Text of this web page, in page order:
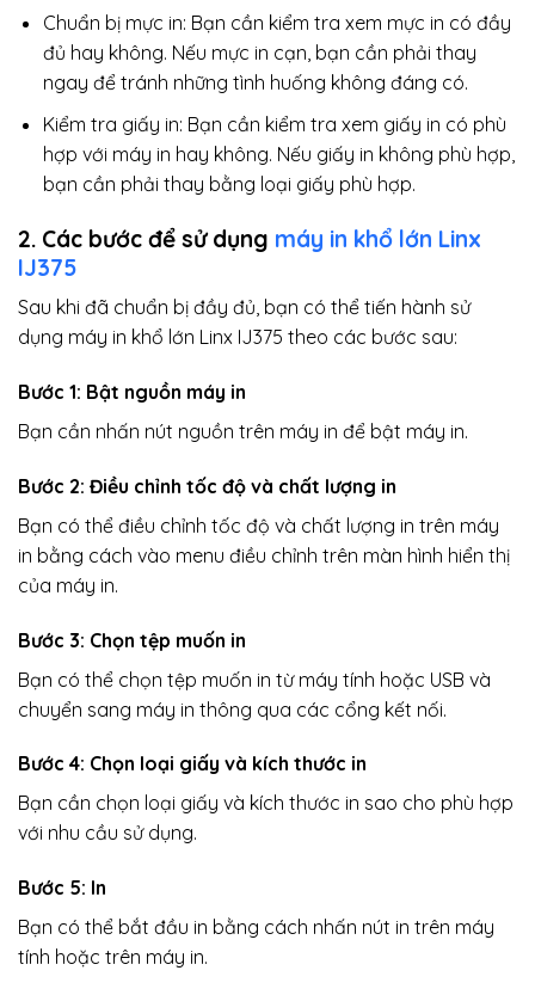
Chuẩn bị mực in: Bạn cần kiểm tra xem mực in có đầy
đủ hay không. Nếu mực in cạn, bạn cần phải thay
ngay để tránh những tình huống không đáng có.
Kiểm tra giấy in: Bạn cần kiểm tra xem giấy in có phù
hợp với máy in hay không. Nếu giấy in không phù hợp,
bạn cần phải thay bằng loại giấy phù hợp.
2. Các bước để sử dụng máy in khổ lớn Linx
IJ375
Sau khi đã chuẩn bị đầy đủ, bạn có thể tiến hành sử
dụng máy in khổ lớn Linx IJ375 theo các bước sau:
Bước 1: Bật nguồn máy in
Bạn cần nhấn nút nguồn trên máy in để bật máy in.
Bước 2: Điều chỉnh tốc độ và chất lượng in
Bạn có thể điều chỉnh tốc độ và chất lượng in trên máy
in bằng cách vào menu điều chỉnh trên màn hình hiển thị
của máy in.
Bước 3: Chọn tệp muốn in
Bạn có thể chọn tệp muốn in từ máy tính hoặc USB và
chuyển sang máy in thông qua các cổng kết nối.
Bước 4: Chọn loại giấy và kích thước in
Bạn cần chọn loại giấy và kích thước in sao cho phù hợp
với nhu cầu sử dụng.
Bước 5: In
Bạn có thể bắt đầu in bằng cách nhấn nút in trên máy
tính hoặc trên máy in.